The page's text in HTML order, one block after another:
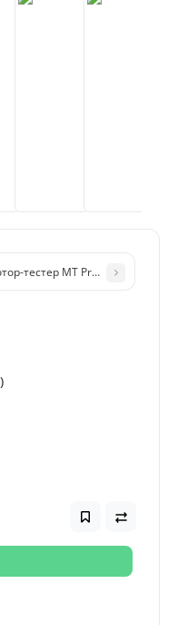
Базовый 1) для
тестер MT Pro 4.1